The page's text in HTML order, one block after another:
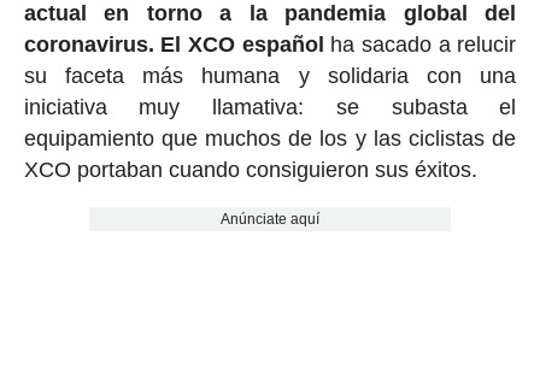
actual en torno a la pandemia global del
coronavirus. El XCO español ha sacado a relucir
su faceta más humana y solidaria con una
iniciativa muy llamativa: se subasta el
equipamiento que muchos de los y las ciclistas de
XCO portaban cuando consiguieron sus éxitos.
Anúnciate aquí